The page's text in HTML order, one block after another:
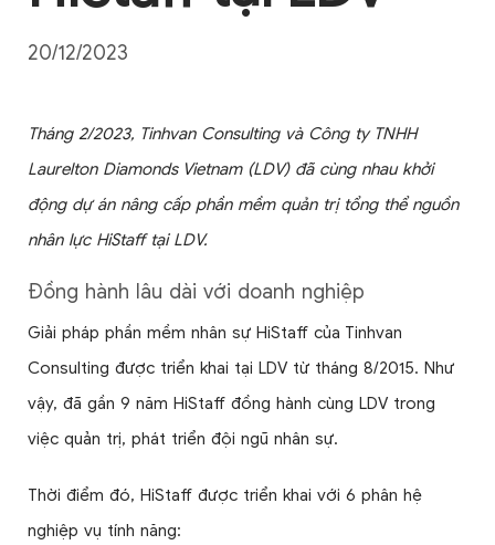
20/12/2023
Tháng 2/2023, Tinhvan Consulting và Công ty TNHH
Laurelton Diamonds Vietnam (LDV) đã cùng nhau khởi
động dự án nâng cấp phần mềm quản trị tổng thể nguồn
nhân lực HiStaff tại LDV.
Đồng hành lâu dài với doanh nghiệp
Giải pháp phần mềm nhân sự HiStaff của Tinhvan
Consulting được triển khai tại LDV từ tháng 8/2015. Như
vậy, đã gần 9 năm HiStaff đồng hành cùng LDV trong
việc quản trị, phát triển đội ngũ nhân sự.
Thời điểm đó, HiStaff được triển khai với 6 phân hệ
nghiệp vụ tính năng: